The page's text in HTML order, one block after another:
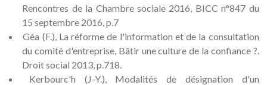
Rencontres de la Chambre sociale 2016, BICC n°847 du
15 septembre 2016, p.7
Géa (F.), La réforme de l'information et de la consultation
du comité d'entreprise, Bâtir une culture de la confiance ?.
Droit social 2013, p.718.
Kerbourc'h (J-Y.), Modalités de désignation d'un